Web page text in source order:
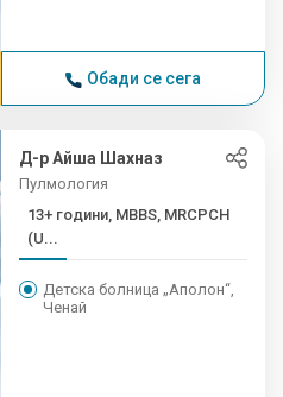
Обади се сега
Д-р Айша Шахназ
Пулмология
13+ години, MBBS, MRCPCH
(U...
Детска болница „Аполон“,
Ченай